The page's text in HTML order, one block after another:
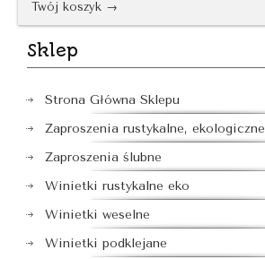
Twój koszyk →
Sklep
Strona Główna Sklepu
Zaproszenia rustykalne, ekologiczne
Zaproszenia ślubne
Winietki rustykalne eko
Winietki weselne
Winietki podklejane